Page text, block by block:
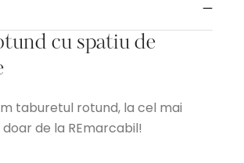
cu spatiu de
taburetul rotund, la cel mai
de la REmarcabil!